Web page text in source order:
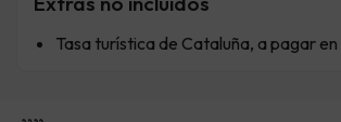
Tasa turística de Cataluña, a pagar